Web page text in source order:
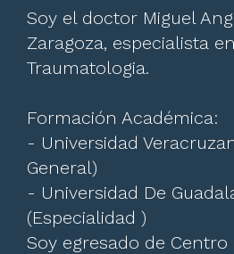
Soy el doctor Miguel
Zaragoza, especialista
Traumatologia.
Formación Académica:
- Universidad
General)
- Universidad De
(Especialidad )
Soy egresado de